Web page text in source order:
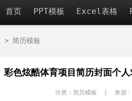
首页 PPT模板 Excel表格
> 简历模板
彩色炫酷体育项目简历封面个
分类：简历模板 | 来源